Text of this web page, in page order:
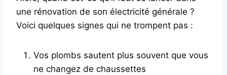
une rénovation de son électricité générale ?
Voici quelques signes qui ne trompent pas :
Vos plombs sautent plus souvent que vous
ne changez de chaussettes